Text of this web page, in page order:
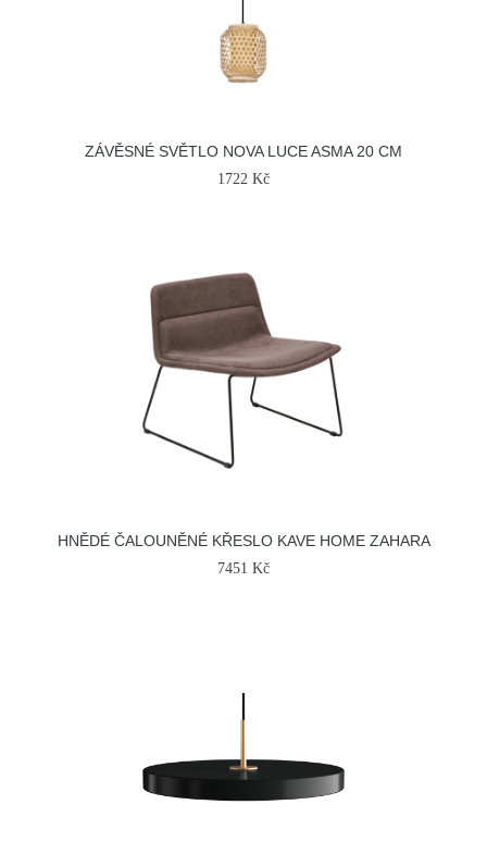
ZÁVĚSNÉ SVĚTLO NOVA LUCE ASMA 20 CM
1722 Kč
HNĚDÉ ČALOUNĚNÉ KŘESLO KAVE HOME ZAHARA
7451 Kč